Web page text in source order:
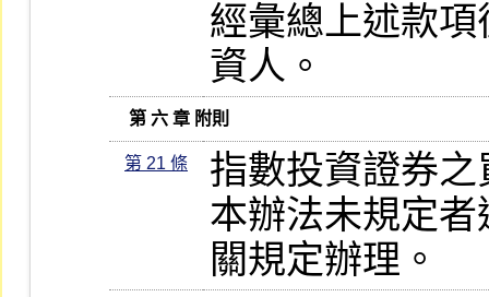
經彙總上述款
資人。
   第 六 章 附則
第 21 條
指數投資證券
本辦法未規定
關規定辦理。